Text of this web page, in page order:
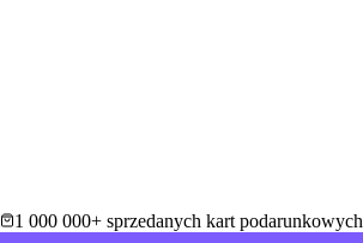
1 000 000+ sprzedanych kart podarunkowych